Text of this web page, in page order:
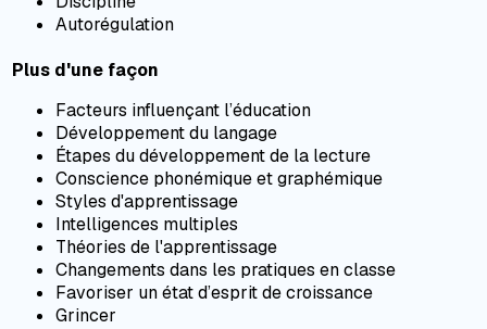
Autorégulation
Plus d'une façon
Facteurs influençant l’éducation
Développement du langage
Étapes du développement de la lecture
Conscience phonémique et graphémique
Styles d'apprentissage
Intelligences multiples
Théories de l'apprentissage
Changements dans les pratiques en classe
Favoriser un état d’esprit de croissance
Grincer